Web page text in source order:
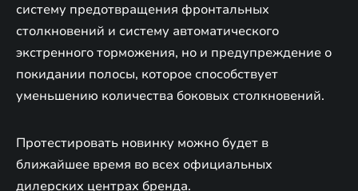
систему предотвращения фронтальных
столкновений и систему автоматического
экстренного торможения, но и предупреждение о
покидании полосы, которое способствует
уменьшению количества боковых столкновений.
Протестировать новинку можно будет в
ближайшее время во всех официальных
дилерских центрах бренда.